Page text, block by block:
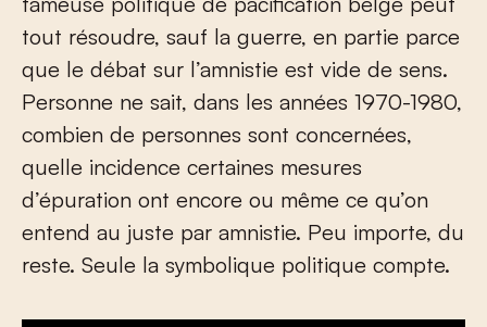
tout résoudre, sauf la guerre, en partie parce
que le débat sur l’amnistie est vide de sens.
Personne ne sait, dans les années 1970-1980,
combien de personnes sont concernées,
quelle incidence certaines mesures
d’épuration ont encore ou même ce qu’on
entend au juste par amnistie. Peu importe, du
reste. Seule la symbolique politique compte.